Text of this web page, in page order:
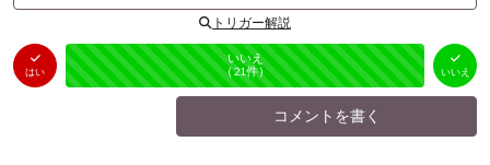
トリガー解説
はい
はい
（0件）
未投票
いいえ
（21件） いいえ
コメントを書く